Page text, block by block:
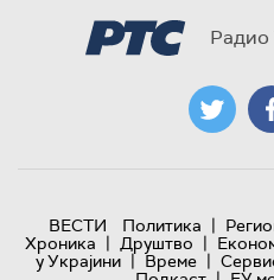
Радио
ВЕСТИ Политика |
Хроника | Друштво |
у Украјини | Време |